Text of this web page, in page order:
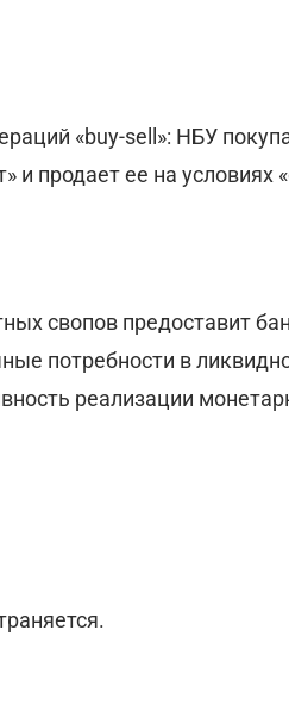
«buy-sell»: НБУ
и продает ее на условиях
свопов предоставит
потребности в
реализации